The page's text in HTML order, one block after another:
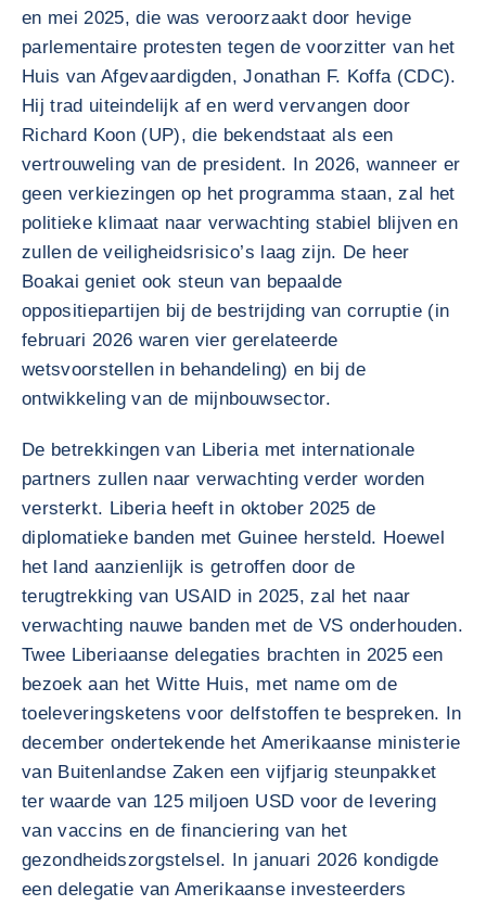
en mei 2025, die was veroorzaakt door hevige
parlementaire protesten tegen de voorzitter van het
Huis van Afgevaardigden, Jonathan F. Koffa (CDC).
Hij trad uiteindelijk af en werd vervangen door
Richard Koon (UP), die bekendstaat als een
vertrouweling van de president. In 2026, wanneer er
geen verkiezingen op het programma staan, zal het
politieke klimaat naar verwachting stabiel blijven en
zullen de veiligheidsrisico’s laag zijn. De heer
Boakai geniet ook steun van bepaalde
oppositiepartijen bij de bestrijding van corruptie (in
februari 2026 waren vier gerelateerde
wetsvoorstellen in behandeling) en bij de
ontwikkeling van de mijnbouwsector.
De betrekkingen van Liberia met internationale
partners zullen naar verwachting verder worden
versterkt. Liberia heeft in oktober 2025 de
diplomatieke banden met Guinee hersteld. Hoewel
het land aanzienlijk is getroffen door de
terugtrekking van USAID in 2025, zal het naar
verwachting nauwe banden met de VS onderhouden.
Twee Liberiaanse delegaties brachten in 2025 een
bezoek aan het Witte Huis, met name om de
toeleveringsketens voor delfstoffen te bespreken. In
december ondertekende het Amerikaanse ministerie
van Buitenlandse Zaken een vijfjarig steunpakket
ter waarde van 125 miljoen USD voor de levering
van vaccins en de financiering van het
gezondheidszorgstelsel. In januari 2026 kondigde
een delegatie van Amerikaanse investeerders